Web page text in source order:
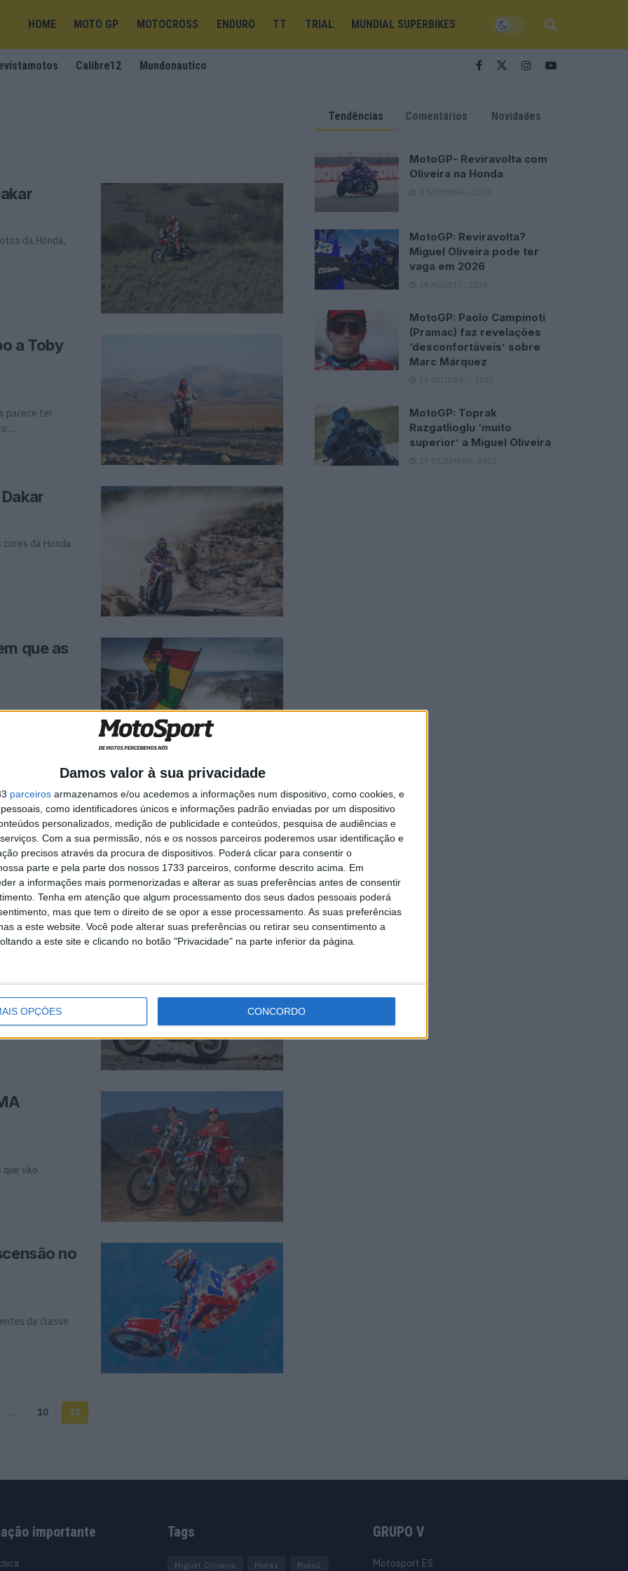
Damos valor à sua privacidade
parceiros armazenamos e/ou acedemos a informações num dispositivo, como cookies, e
como identificadores únicos e informações padrão enviadas por um dispositivo
personalizados, medição de publicidade e conteúdos, pesquisa de audiências e
Com a sua permissão, nós e os nossos parceiros poderemos usar identificação e
precisos através da procura de dispositivos. Poderá clicar para consentir o
parte e pela parte dos nossos 1733 parceiros, conforme descrito acima. Em
a informações mais pormenorizadas e alterar as suas preferências antes de consentir
Tenha em atenção que algum processamento dos seus dados pessoais poderá
mas que tem o direito de se opor a esse processamento. As suas preferências
a este website. Você pode alterar suas preferências ou retirar seu consentimento a
a este site e clicando no botão "Privacidade" na parte inferior da página.
OPÇÕES CONCORDO
HOME MOTO GP MOTOCROSS ENDURO TT TRIAL MUNDIAL SUPERBIKES
Calibre12 Mundonautico
da Honda,
a Toby
parece ter
...
da Honda.
que as
da
de
americano.
do Dakar,
que vão
no
da classe
… 10 11
Tendências Comentários Novidades
MotoGP- Reviravolta com
Oliveira na Honda
8 SETEMBRO, 2025
MotoGP: Reviravolta?
Miguel Oliveira pode ter
vaga em 2026
28 AGOSTO, 2025
MotoGP: Paolo Campinoti
(Pramac) faz revelações
‘desconfortáveis’ sobre
Marc Márquez
16 OUTUBRO, 2025
MotoGP: Toprak
Razgatlioglu ‘muito
superior’ a Miguel Oliveira
importante Tags
Miguel Oliveira Motas Moto2
GRUPO V
Motosport ES